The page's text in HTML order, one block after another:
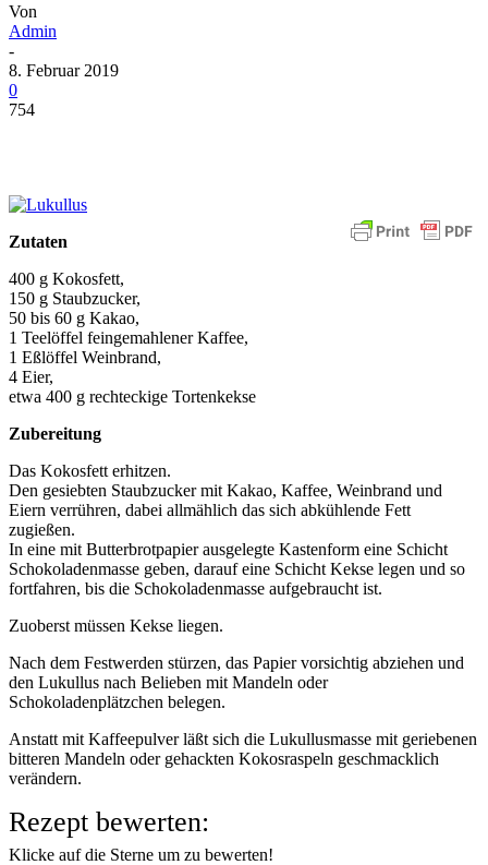
Von
Admin
-
8. Februar 2019
0
754
Zutaten
400 g Kokosfett,
150 g Staubzucker,
50 bis 60 g Kakao,
1 Teelöffel feingemahlener Kaffee,
1 Eßlöffel Weinbrand,
4 Eier,
etwa 400 g rechteckige Tortenkekse
Zubereitung
Das Kokosfett erhitzen.
Den gesiebten Staubzucker mit Kakao, Kaffee, Weinbrand und
Eiern verrühren, dabei allmählich das sich abkühlende Fett
zugießen.
In eine mit Butterbrotpapier ausgelegte Kastenform eine Schicht
Schokoladenmasse geben, darauf eine Schicht Kekse legen und so
fortfahren, bis die Schokoladenmasse aufgebraucht ist.
Zuoberst müssen Kekse liegen.
Nach dem Festwerden stürzen, das Papier vorsichtig abziehen und
den Lukullus nach Belieben mit Mandeln oder
Schokoladenplätzchen belegen.
Anstatt mit Kaffeepulver läßt sich die Lukullusmasse mit geriebenen
bitteren Mandeln oder gehackten Kokosraspeln geschmacklich
verändern.
Rezept bewerten:
Klicke auf die Sterne um zu bewerten!